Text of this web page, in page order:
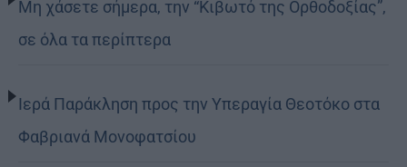
Μη χάσετε σήμερα, την “Κιβωτό της Ορθοδοξίας”,
σε όλα τα περίπτερα
Ιερά Παράκληση προς την Υπεραγία Θεοτόκο στα
Φαβριανά Μονοφατσίου